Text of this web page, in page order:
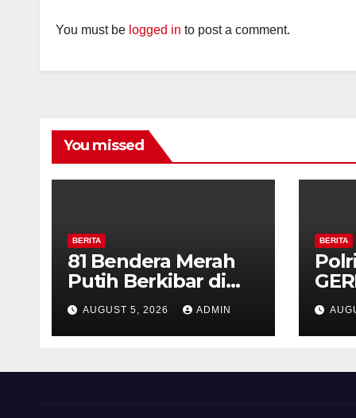
You must be logged in to post a comment.
You missed
BERITA
81 Bendera Merah
Putih Berkibar di
MIN 3 Semarang,
Bhabinkamtibmas
Desa Timpik Hadiri
AUGUST 5, 2026 ADMIN
BERITA
di